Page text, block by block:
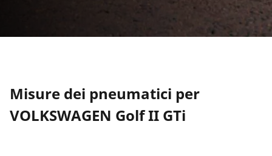
Misure dei pneumatici per
VOLKSWAGEN Golf II GTi